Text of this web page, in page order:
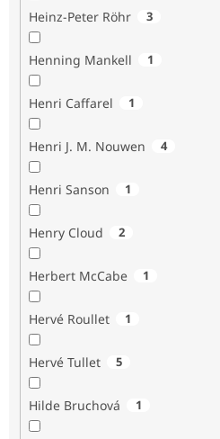
Heinz-Peter Röhr 3
Henning Mankell 1
Henri Caffarel 1
Henri J. M. Nouwen 4
Henri Sanson 1
Henry Cloud 2
Herbert McCabe 1
Hervé Roullet 1
Hervé Tullet 5
Hilde Bruchová 1